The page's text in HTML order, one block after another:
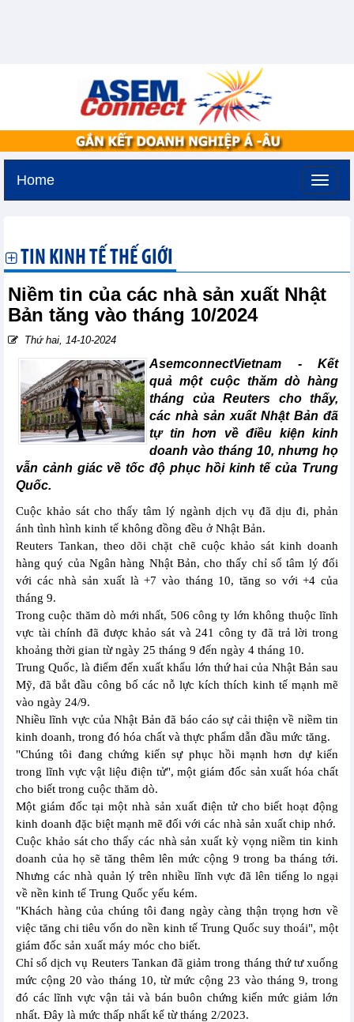
Home
TIN KINH TẾ THẾ GIỚI
Niềm tin của các nhà sản xuất Nhật
Bản tăng vào tháng 10/2024
Thứ hai, 14-10-2024
AsemconnectVietnam - Kết
quả một cuộc thăm dò hàng
tháng của Reuters cho thấy,
các nhà sản xuất Nhật Bản đã
tự tin hơn về điều kiện kinh
doanh vào tháng 10, nhưng họ
vẫn cảnh giác về tốc độ phục hồi kinh tế của Trung
Quốc.
Cuộc khảo sát cho thấy tâm lý ngành dịch vụ đã dịu đi, phản
ánh tình hình kinh tế không đồng đều ở Nhật Bản.
Reuters Tankan, theo dõi chặt chẽ cuộc khảo sát kinh doanh
hàng quý của Ngân hàng Nhật Bản, cho thấy chỉ số tâm lý đối
với các nhà sản xuất là +7 vào tháng 10, tăng so với +4 của
tháng 9.
Trong cuộc thăm dò mới nhất, 506 công ty lớn không thuộc lĩnh
vực tài chính đã được khảo sát và 241 công ty đã trả lời trong
khoảng thời gian từ ngày 25 tháng 9 đến ngày 4 tháng 10.
Trung Quốc, là điểm đến xuất khẩu lớn thứ hai của Nhật Bản sau
Mỹ, đã bắt đầu công bố các nỗ lực kích thích kinh tế mạnh mẽ
vào ngày 24/9.
Nhiều lĩnh vực của Nhật Bản đã báo cáo sự cải thiện về niềm tin
kinh doanh, trong đó hóa chất và thực phẩm dẫn đầu mức tăng.
"Chúng tôi đang chứng kiến sự phục hồi mạnh hơn dự kiến
trong lĩnh vực vật liệu điện tử", một giám đốc sản xuất hóa chất
cho biết trong cuộc thăm dò.
Một giám đốc tại một nhà sản xuất điện tử cho biết hoạt động
kinh doanh đặc biệt mạnh mẽ đối với các nhà sản xuất chip nhớ.
Cuộc khảo sát cho thấy các nhà sản xuất kỳ vọng niềm tin kinh
doanh của họ sẽ tăng thêm lên mức cộng 9 trong ba tháng tới.
Nhưng các nhà quản lý trên nhiều lĩnh vực đã lên tiếng lo ngại
về nền kinh tế Trung Quốc yếu kém.
"Khách hàng của chúng tôi đang ngày càng thận trọng hơn về
việc tăng chi tiêu vốn do nền kinh tế Trung Quốc suy thoái", một
giám đốc sản xuất máy móc cho biết.
Chỉ số dịch vụ Reuters Tankan đã giảm trong tháng thứ tư xuống
mức cộng 20 vào tháng 10, từ mức cộng 23 vào tháng 9, trong
đó các lĩnh vực vận tải và bán buôn chứng kiến mức giảm lớn
nhất. Đây là mức thấp nhất kể từ tháng 2/2023.